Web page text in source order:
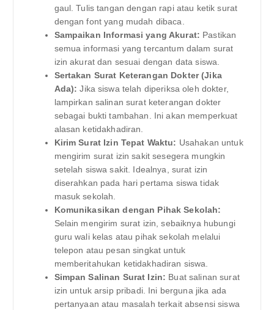
gaul. Tulis tangan dengan rapi atau ketik surat
dengan font yang mudah dibaca.
Sampaikan Informasi yang Akurat: Pastikan
semua informasi yang tercantum dalam surat
izin akurat dan sesuai dengan data siswa.
Sertakan Surat Keterangan Dokter (Jika
Ada): Jika siswa telah diperiksa oleh dokter,
lampirkan salinan surat keterangan dokter
sebagai bukti tambahan. Ini akan memperkuat
alasan ketidakhadiran.
Kirim Surat Izin Tepat Waktu: Usahakan untuk
mengirim surat izin sakit sesegera mungkin
setelah siswa sakit. Idealnya, surat izin
diserahkan pada hari pertama siswa tidak
masuk sekolah.
Komunikasikan dengan Pihak Sekolah:
Selain mengirim surat izin, sebaiknya hubungi
guru wali kelas atau pihak sekolah melalui
telepon atau pesan singkat untuk
memberitahukan ketidakhadiran siswa.
Simpan Salinan Surat Izin: Buat salinan surat
izin untuk arsip pribadi. Ini berguna jika ada
pertanyaan atau masalah terkait absensi siswa